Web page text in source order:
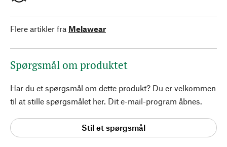
Flere artikler fra Melawear
Spørgsmål om produktet
Har du et spørgsmål om dette produkt? Du er velkommen
til at stille spørgsmålet her. Dit e-mail-program åbnes.
Stil et spørgsmål